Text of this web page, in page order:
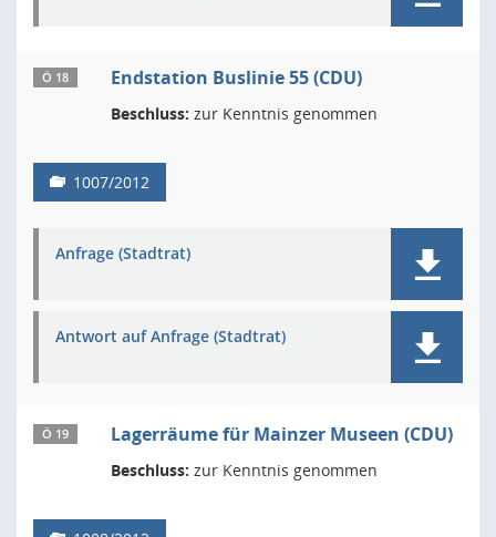
Ö 18 Endstation Buslinie 55 (CDU)
Beschluss: zur Kenntnis genommen
1007/2012
Anfrage (Stadtrat)
Antwort auf Anfrage (Stadtrat)
Ö 19 Lagerräume für Mainzer Museen (CDU)
Beschluss: zur Kenntnis genommen